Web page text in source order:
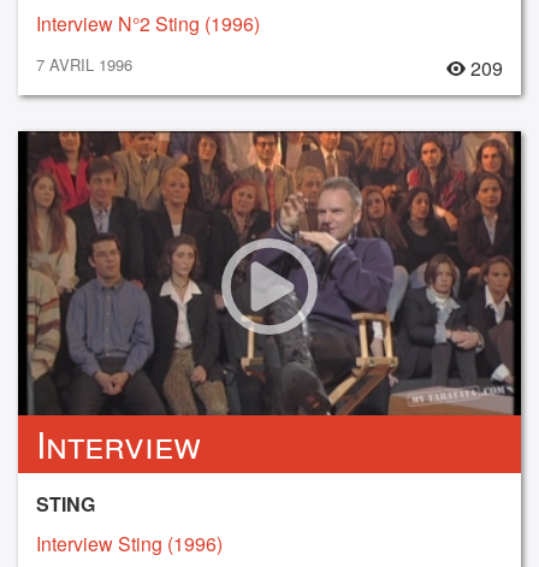
Interview N°2 Sting (1996)
7 AVRIL 1996 209
Interview
STING
Interview Sting (1996)